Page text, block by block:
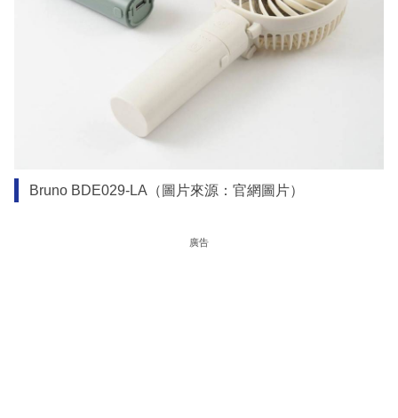
Bruno BDE029-LA（圖片來源：官網圖片）
廣告